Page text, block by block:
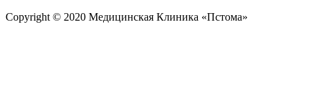
Copyright © 2020 Медицинская Клиника «Пстома»